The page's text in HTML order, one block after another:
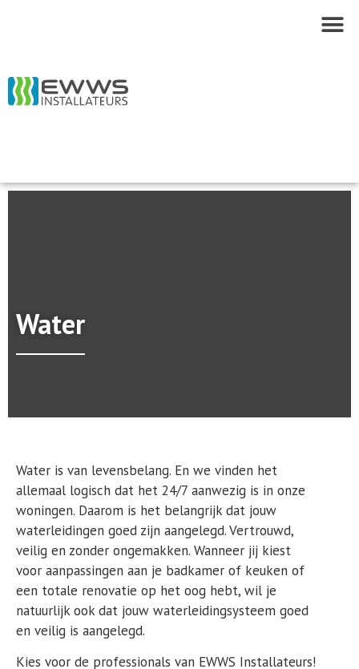
Water
Water is van levensbelang. En we vinden het
allemaal logisch dat het 24/7 aanwezig is in onze
woningen. Daarom is het belangrijk dat jouw
waterleidingen goed zijn aangelegd. Vertrouwd,
veilig en zonder ongemakken. Wanneer jij kiest
voor aanpassingen aan je badkamer of keuken of
een totale renovatie op het oog hebt, wil je
natuurlijk ook dat jouw waterleidingsysteem goed
en veilig is aangelegd.
Kies voor de professionals van EWWS Installateurs!